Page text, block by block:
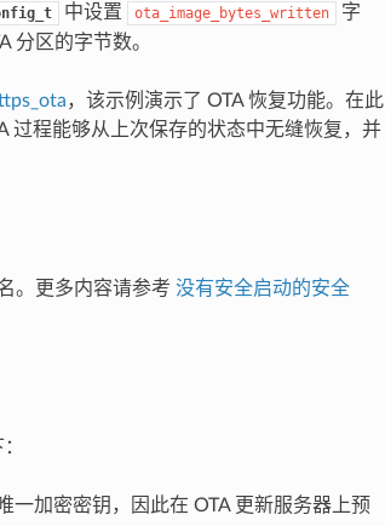
中设置 ota_image_bytes_written
字
分区的字节数。
，该示例演示了 OTA 恢复功能。在此
过程能够从上次保存的状态中无缝恢复，并
。更多内容请参考 没有安全启动的安全
一加密密钥，因此在 OTA 更新服务器上预